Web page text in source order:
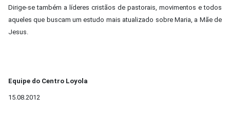
Dirige-se também a líderes cristãos de pastorais, movimentos e todos
aqueles que buscam um estudo mais atualizado sobre Maria, a Mãe de
Jesus.
Equipe do Centro Loyola
15.08.2012